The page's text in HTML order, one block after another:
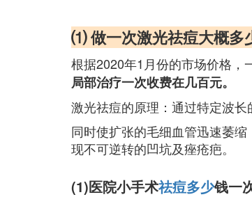
⑴ 做一次激光祛痘大概多
根据2020年1月份的市场价格，
局部治疗一次收费在几百元。
激光祛痘的原理：通过特定波
同时使扩张的毛细血管迅速萎
现不可逆转的凹坑及痤疮疤。
(1)医院小手术祛痘多少钱一